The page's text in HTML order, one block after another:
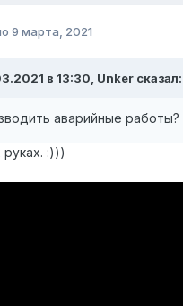
9 марта, 2021
в 13:30, Unker сказал:
аварийные работы?
:)))